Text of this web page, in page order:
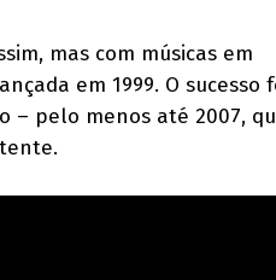
mas com músicas em
em 1999. O sucesso
– pelo menos até 2007,